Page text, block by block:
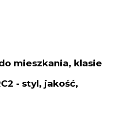
mieszkania, klasie
- styl, jakość,